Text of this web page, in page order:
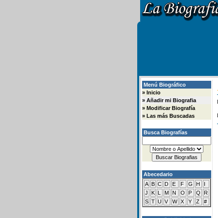
Menú Biográfico
» Inicio
» Añadir mi Biografia
» Modificar Biografía
» Las más Buscadas
Busca Biografías
Abecedario
A B C D E F G H
I
J
K L M N O P Q
R
S T U V W X Y Z #